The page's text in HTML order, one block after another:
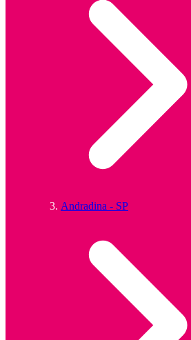
Andradina - SP